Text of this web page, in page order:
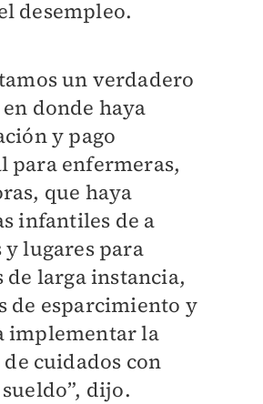
desempleo.
un verdadero
donde haya
y pago
para enfermeras,
que haya
infantiles de a
y lugares para
de larga instancia,
de esparcimiento y
implementar la
cuidados con
dijo.